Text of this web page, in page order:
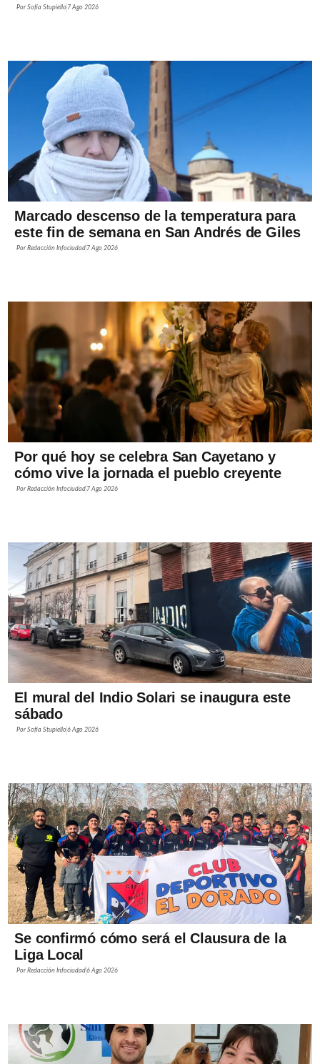
PorSofía Stupiello 7 Ago 2026
Marcado descenso de la temperatura para
este fin de semana en San Andrés de Giles
PorRedacción Infociudad 7 Ago 2026
Por qué hoy se celebra San Cayetano y
cómo vive la jornada el pueblo creyente
PorRedacción Infociudad 7 Ago 2026
El mural del Indio Solari se inaugura este
sábado
PorSofía Stupiello6 Ago 2026
Se confirmó cómo será el Clausura de la
Liga Local
PorRedacción Infociudad6 Ago 2026